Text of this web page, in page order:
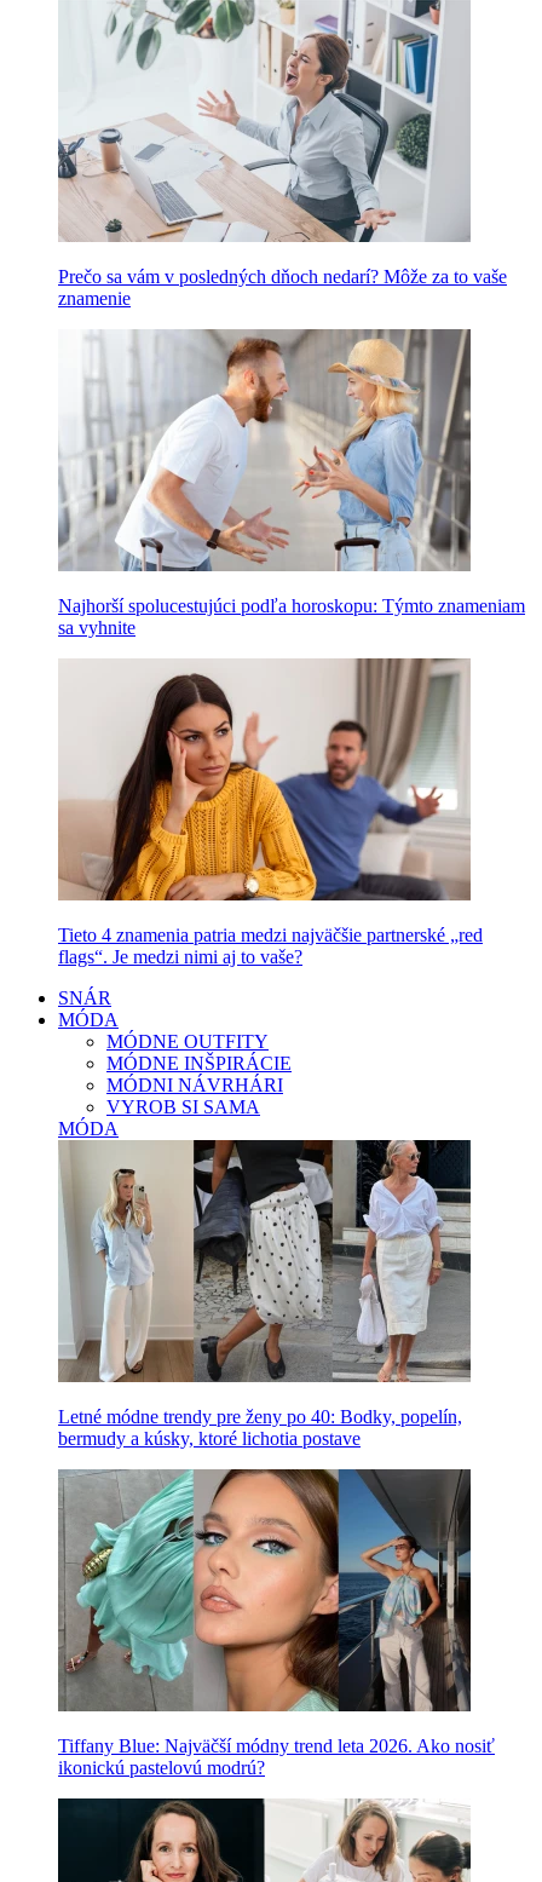
Prečo sa vám v posledných dňoch nedarí? Môže za to vaše
znamenie
Najhorší spolucestujúci podľa horoskopu: Týmto znameniam
sa vyhnite
Tieto 4 znamenia patria medzi najväčšie partnerské „red
flags“. Je medzi nimi aj to vaše?
SNÁR
MÓDA
MÓDNE OUTFITY
MÓDNE INŠPIRÁCIE
MÓDNI NÁVRHÁRI
VYROB SI SAMA
MÓDA
Letné módne trendy pre ženy po 40: Bodky, popelín,
bermudy a kúsky, ktoré lichotia postave
Tiffany Blue: Najväčší módny trend leta 2026. Ako nosiť
ikonickú pastelovú modrú?